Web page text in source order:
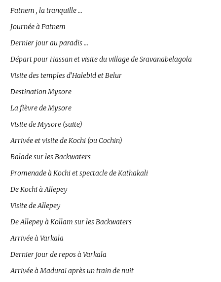
Patnem , la tranquille …
Journée à Patnem
Dernier jour au paradis …
Départ pour Hassan et visite du village de Sravanabelagola
Visite des temples d’Halebid et Belur
Destination Mysore
La fièvre de Mysore
Visite de Mysore (suite)
Arrivée et visite de Kochi (ou Cochin)
Balade sur les Backwaters
Promenade à Kochi et spectacle de Kathakali
De Kochi à Allepey
Visite de Allepey
De Allepey à Kollam sur les Backwaters
Arrivée à Varkala
Dernier jour de repos à Varkala
Arrivée à Madurai après un train de nuit